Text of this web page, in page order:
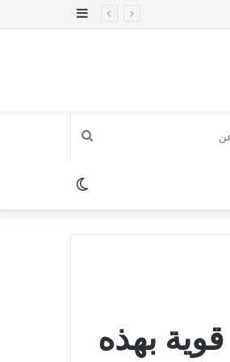
إضافة
بحث
عنالوضع
المظلم
بهذه